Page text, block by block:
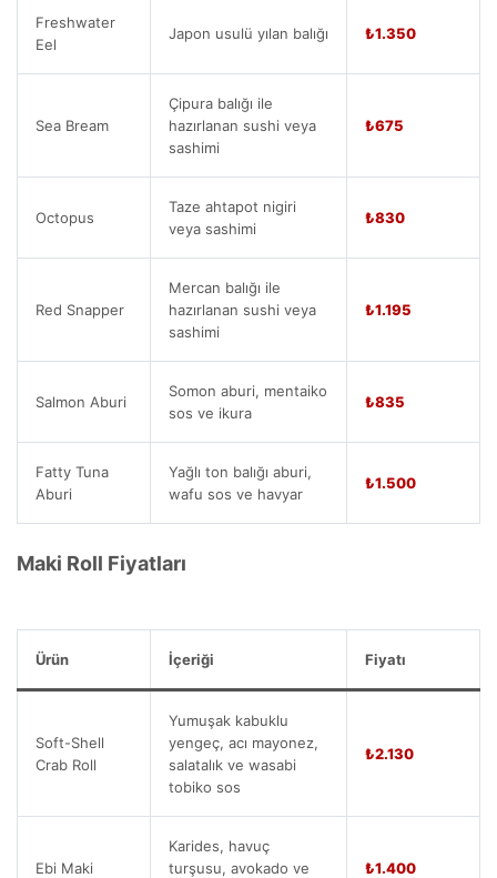
Freshwater
Eel
Japon usulü yılan balığı ₺1.350
Sea Bream
Çipura balığı ile
hazırlanan sushi veya
sashimi
₺675
Octopus
Taze ahtapot nigiri
veya sashimi
₺830
Red Snapper
Mercan balığı ile
hazırlanan sushi veya
sashimi
₺1.195
Salmon Aburi
Somon aburi, mentaiko
sos ve ikura
₺835
Fatty Tuna
Aburi
Yağlı ton balığı aburi,
wafu sos ve havyar
₺1.500
Maki Roll Fiyatları
Ürün İçeriği Fiyatı
Soft-Shell
Crab Roll
Yumuşak kabuklu
yengeç, acı mayonez,
salatalık ve wasabi
tobiko sos
₺2.130
Ebi Maki
Karides, havuç
turşusu, avokado ve
₺1.400